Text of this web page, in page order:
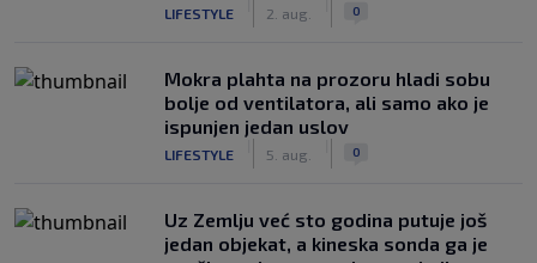
LIFESTYLE 2. aug. 0
Mokra plahta na prozoru hladi sobu
bolje od ventilatora, ali samo ako je
ispunjen jedan uslov
LIFESTYLE 5. aug. 0
Uz Zemlju već sto godina putuje još
jedan objekat, a kineska sonda ga je